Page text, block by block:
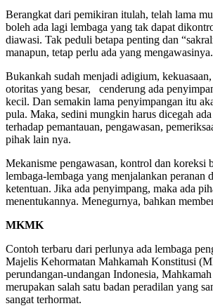
Berangkat dari pemikiran itulah, telah lama
boleh ada lagi lembaga yang tak dapat
diawasi. Tak peduli betapa penting dan
manapun, tetap perlu ada yang mengawasinya.
Bukankah sudah menjadi adigium,
otoritas yang besar, cenderung ada
kecil. Dan semakin lama penyimpangan itu
pula. Maka, sedini mungkin harus dicegah
terhadap pemantauan, pengawasan,
pihak lain nya.
Mekanisme pengawasan, kontrol dan koreksi
lembaga-lembaga yang menjalankan peranan
ketentuan. Jika ada penyimpang, maka ada
menentukannya. Menegurnya, bahkan
MKMK
Contoh terbaru dari perlunya ada lembaga
Majelis Kehormatan Mahkamah Konstitusi
perundangan-undangan Indonesia,
merupakan salah satu badan peradilan yang
sangat terhormat.